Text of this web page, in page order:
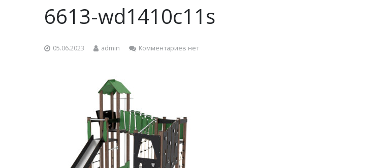
6613-wd1410c11s
05.06.2023 admin Комментариев нет